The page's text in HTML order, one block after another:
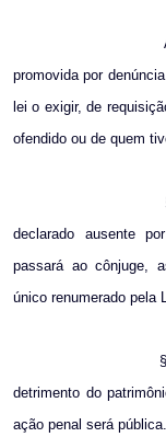
promovida por
lei o exigir, de
ofendido ou de quem
declarado ausente
passará ao cônjuge,
único renumerado pela
detrimento do
ação penal será